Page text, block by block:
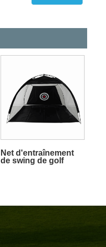
Net d'entraînement
de swing de golf